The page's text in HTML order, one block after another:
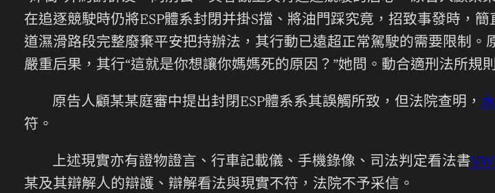
在追逐競駛時仍將ESP體系封閉并掛S擋、將油門踩究竟，招致事發時，
道濕滑路段完整廢棄平安把持辦法，其行動已遠超正常駕駛的需要限制
嚴重后果，其行“這就是你想讓你媽媽死的原因？”她問。動合適刑法所規
原告人顧某某庭審中提出封閉ESP體系系其誤觸所致，但法院查明，
符。
上述現實亦有證物證言、行車記載儀、手機錄像、司法判定看法書
某及其辯解人的辯護、辯解看法與現實不符，法院不予采信。